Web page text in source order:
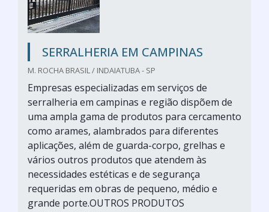
SERRALHERIA EM CAMPINAS
M. ROCHA BRASIL / INDAIATUBA - SP
Empresas especializadas em serviços de
serralheria em campinas e região dispõem de
uma ampla gama de produtos para cercamento
como arames, alambrados para diferentes
aplicações, além de guarda-corpo, grelhas e
vários outros produtos que atendem às
necessidades estéticas e de segurança
requeridas em obras de pequeno, médio e
grande porte.OUTROS PRODUTOS